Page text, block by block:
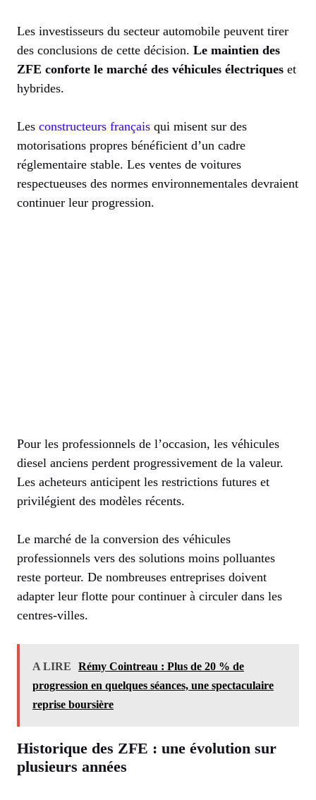
Les investisseurs du secteur automobile peuvent tirer
des conclusions de cette décision. Le maintien des
ZFE conforte le marché des véhicules électriques et
hybrides.
Les constructeurs français qui misent sur des
motorisations propres bénéficient d’un cadre
réglementaire stable. Les ventes de voitures
respectueuses des normes environnementales devraient
continuer leur progression.
Pour les professionnels de l’occasion, les véhicules
diesel anciens perdent progressivement de la valeur.
Les acheteurs anticipent les restrictions futures et
privilégient des modèles récents.
Le marché de la conversion des véhicules
professionnels vers des solutions moins polluantes
reste porteur. De nombreuses entreprises doivent
adapter leur flotte pour continuer à circuler dans les
centres-villes.
A LIRE
Rémy Cointreau : Plus de 20 % de
progression en quelques séances, une spectaculaire
reprise boursière
Historique des ZFE : une évolution sur
plusieurs années